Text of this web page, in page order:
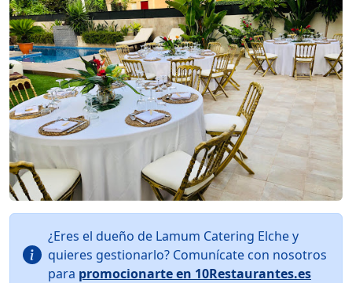
¿Eres el dueño de Lamum Catering Elche y
quieres gestionarlo? Comunícate con nosotros
para promocionarte en 10Restaurantes.es